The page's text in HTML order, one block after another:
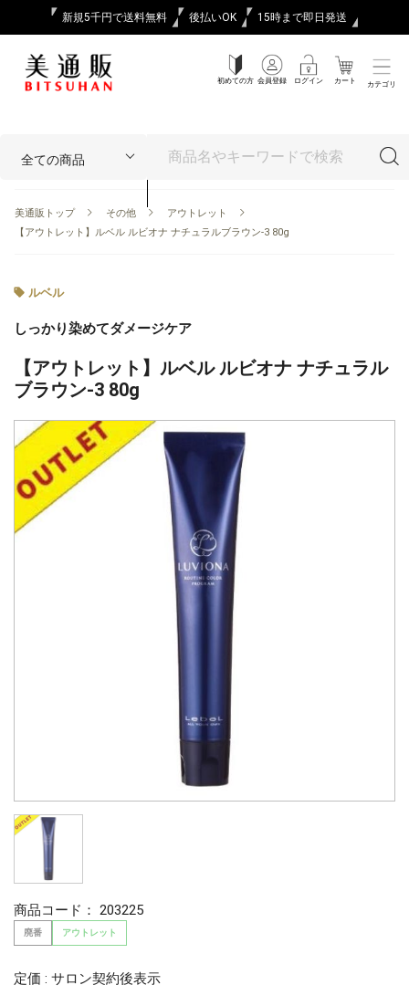
新規5千円で送料無料 後払いOK 15時まで即日発送
初めての方 会員登録 ログイン カート カテゴリ
美通販トップ その他
アウトレット
【アウトレット】ルベル ルビオナ ナチュラルブラウン-3 80g
ルベル
しっかり染めてダメージケア
【アウトレット】ルベル ルビオナ ナチュラル
ブラウン-3 80g
商品コード： 203225
廃番 アウトレット
定価 : サロン契約後表示